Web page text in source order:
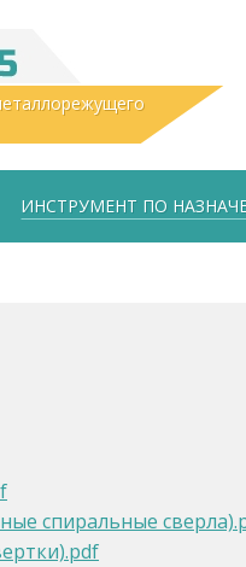
ИНСТРУМЕНТ ПО
спиральные